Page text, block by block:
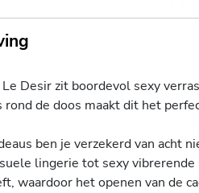
Desir zit boordevol sexy
de doos maakt dit het
ben je verzekerd van acht
lingerie tot sexy
waardoor het openen van de